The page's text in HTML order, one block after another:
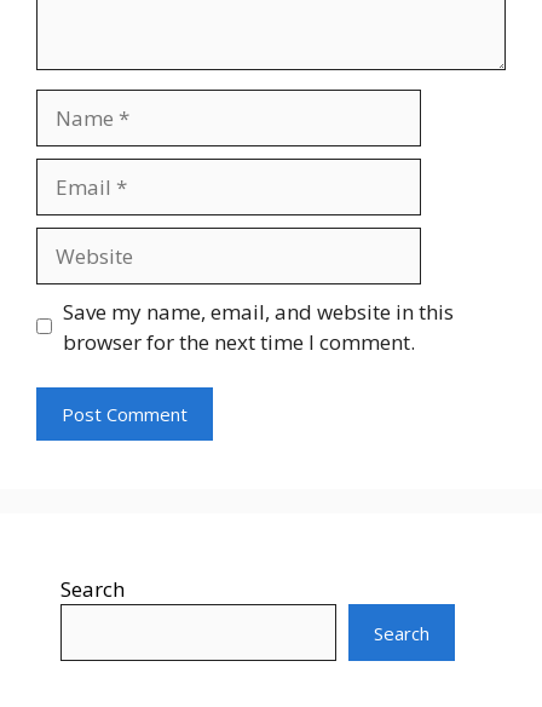
Save my name, email, and website in this
browser for the next time I comment.
Search
Search